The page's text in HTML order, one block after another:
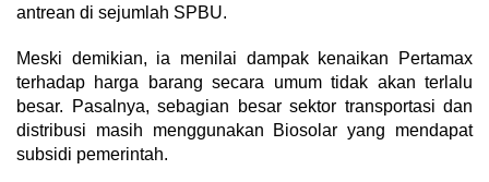
antrean di sejumlah SPBU.
Meski demikian, ia menilai dampak kenaikan Pertamax
terhadap harga barang secara umum tidak akan terlalu
besar. Pasalnya, sebagian besar sektor transportasi dan
distribusi masih menggunakan Biosolar yang mendapat
subsidi pemerintah.